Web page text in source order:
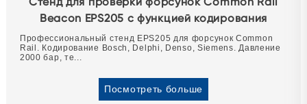
Beacon EPS205 с функцией кодирования
Профессиональный стенд EPS205 для форсунок Common
Rail. Кодирование Bosch, Delphi, Denso, Siemens. Давление
2000 бар, те...
Посмотреть больше